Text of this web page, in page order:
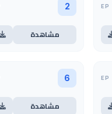
EP
2
مشاهدة
EP
6
مشاهدة